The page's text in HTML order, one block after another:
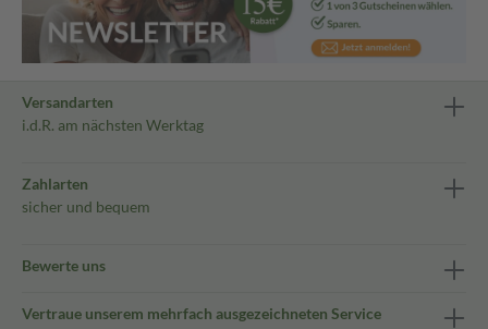
Versandarten
i.d.R. am nächsten Werktag
Zahlarten
sicher und bequem
Bewerte uns
Vertraue unserem mehrfach ausgezeichneten Service